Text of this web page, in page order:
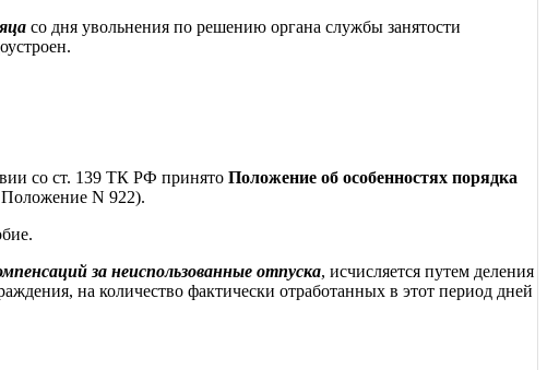
со дня увольнения по решению органа службы занятости
со ст. 139 ТК РФ принято Положение об особенностях порядка
Положение N 922).
за неиспользованные отпуска, исчисляется путем деления
на количество фактически отработанных в этот период дней